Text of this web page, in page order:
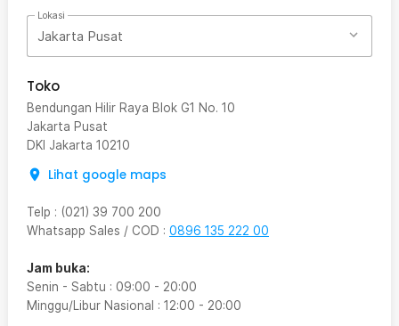
Lokasi
Jakarta Pusat
Toko
Bendungan Hilir Raya Blok G1 No. 10
Jakarta Pusat
DKI Jakarta 10210
Lihat google maps
Telp : (021) 39 700 200
Whatsapp Sales / COD : 0896 135 222 00
Jam buka:
Senin - Sabtu : 09:00 - 20:00
Minggu/Libur Nasional : 12:00 - 20:00